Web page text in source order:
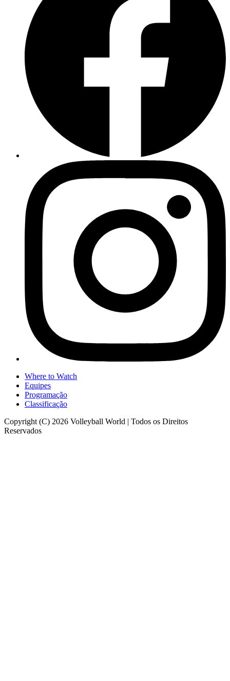
Where to Watch
Equipes
Programação
Classificação
Copyright (C) 2026 Volleyball World | Todos os Direitos
Reservados